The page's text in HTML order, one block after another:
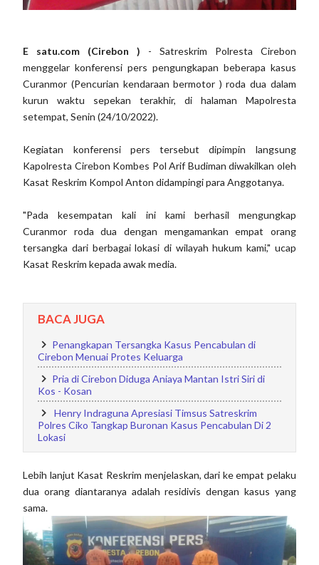
E satu.com (Cirebon ) - Satreskrim Polresta Cirebon
menggelar konferensi pers pengungkapan beberapa kasus
Curanmor (Pencurian kendaraan bermotor ) roda dua dalam
kurun waktu sepekan terakhir, di halaman Mapolresta
setempat, Senin (24/10/2022).
Kegiatan konferensi pers tersebut dipimpin langsung
Kapolresta Cirebon Kombes Pol Arif Budiman diwakilkan oleh
Kasat Reskrim Kompol Anton didampingi para Anggotanya.
"Pada kesempatan kali ini kami berhasil mengungkap
Curanmor roda dua dengan mengamankan empat orang
tersangka dari berbagai lokasi di wilayah hukum kami," ucap
Kasat Reskrim kepada awak media.
BACA JUGA
Penangkapan Tersangka Kasus Pencabulan di
Cirebon Menuai Protes Keluarga
Pria di Cirebon Diduga Aniaya Mantan Istri Siri di
Kos - Kosan
Henry Indraguna Apresiasi Timsus Satreskrim
Polres Ciko Tangkap Buronan Kasus Pencabulan Di 2
Lokasi
Lebih lanjut Kasat Reskrim menjelaskan, dari ke empat pelaku
dua orang diantaranya adalah residivis dengan kasus yang
sama.